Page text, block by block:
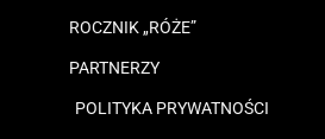
ROCZNIK „RÓŻE”
PARTNERZY
POLITYKA PRYWATNOŚCI